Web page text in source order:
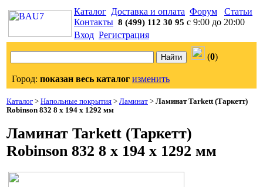
Каталог Доставка и оплата Форум
Статьи
Контакты 8 (499) 112 30 95 с 9:00 до 20:00
Вход Регистрация
(0)
Город: показан весь каталог изменить
Каталог > Напольные покрытия > Ламинат > Ламинат Tarkett (Таркетт)
Robinson 832 8 x 194 x 1292 мм
Ламинат Tarkett (Таркетт)
Robinson 832 8 x 194 x 1292 мм